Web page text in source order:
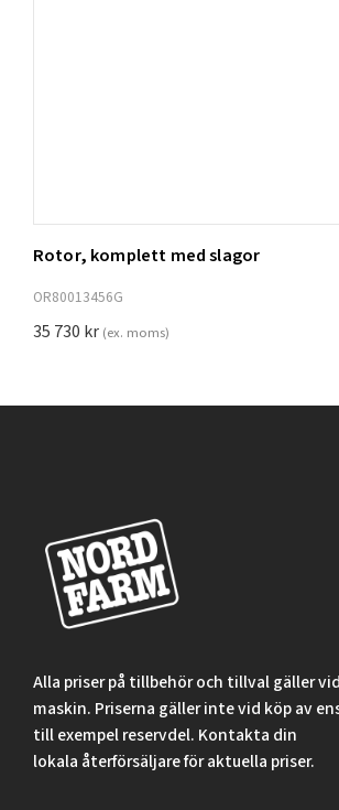
Rotor, komplett med slagor
OR80013456G
35 730 kr (ex. moms)
Alla priser på tillbehör och tillval gäller
maskin. Priserna gäller inte vid köp av
till exempel reservdel. Kontakta din
lokala återförsäljare för aktuella priser.